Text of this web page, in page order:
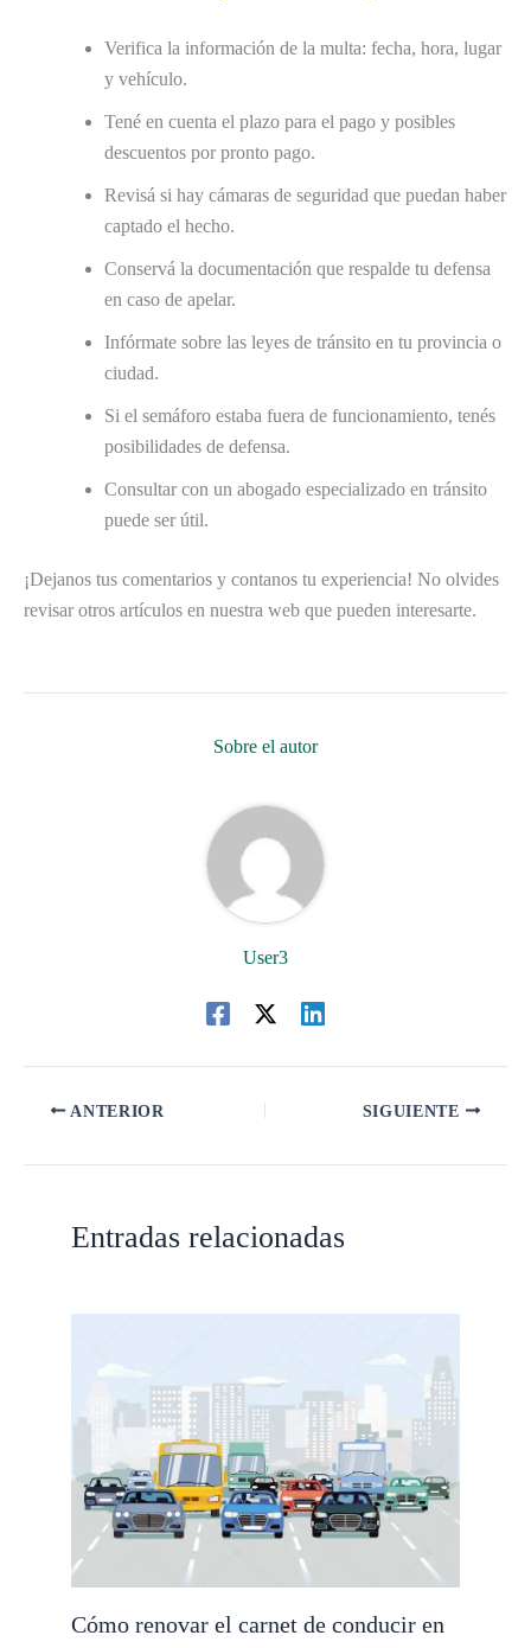
Verifica la información de la multa: fecha, hora, lugar
y vehículo.
Tené en cuenta el plazo para el pago y posibles
descuentos por pronto pago.
Revisá si hay cámaras de seguridad que puedan haber
captado el hecho.
Conservá la documentación que respalde tu defensa
en caso de apelar.
Infórmate sobre las leyes de tránsito en tu provincia o
ciudad.
Si el semáforo estaba fuera de funcionamiento, tenés
posibilidades de defensa.
Consultar con un abogado especializado en tránsito
puede ser útil.
¡Dejanos tus comentarios y contanos tu experiencia! No olvides
revisar otros artículos en nuestra web que pueden interesarte.
Sobre el autor
User3
ANTERIOR SIGUIENTE
Entradas relacionadas
Cómo renovar el carnet de conducir en